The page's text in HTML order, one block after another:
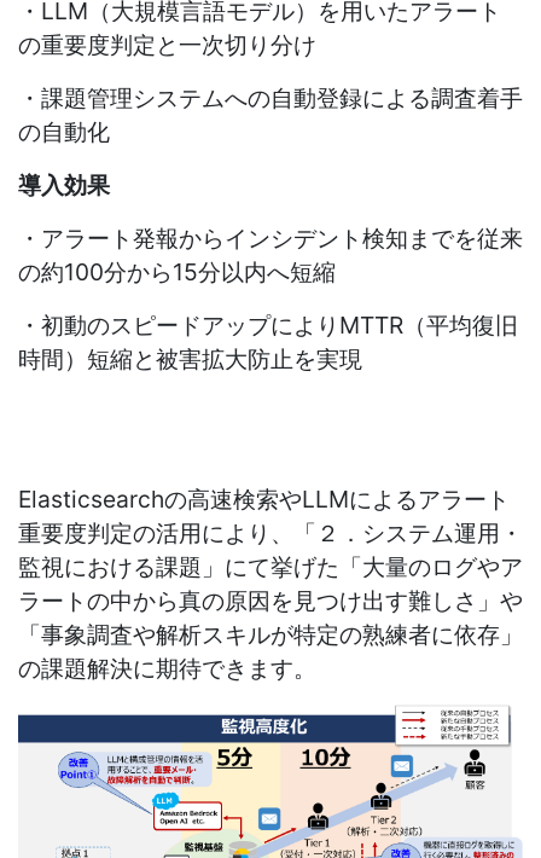
・LLM （大規模言語モデル）を用いたアラート
の重要度判定と一次切り分け
・課題管理システムへの自動登録による調査着手
の自動化
導入効果
・アラート発報からインシデント検知までを従来
の約100分から15分以内へ短縮
・初動のスピードアップにより MTTR （平均復旧
時間）短縮と被害拡大防止を実現
Elasticsearchの高速検索やLLMによるアラート
重要度判定の活用により、「２．システム運用・
監視における課題」にて挙げた「大量のログやア
ラートの中から真の原因を見つけ出す難しさ」や
「事象調査や解析スキルが特定の熟練者に依存」
の課題解決に期待できます。